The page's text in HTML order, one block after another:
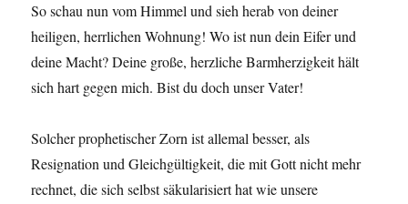
So schau nun vom Himmel und sieh herab von deiner
heiligen, herrlichen Wohnung! Wo ist nun dein Eifer und
deine Macht? Deine große, herzliche Barmherzigkeit hält
sich hart gegen mich. Bist du doch unser Vater!
Solcher prophetischer Zorn ist allemal besser, als
Resignation und Gleichgültigkeit, die mit Gott nicht mehr
rechnet, die sich selbst säkularisiert hat wie unsere